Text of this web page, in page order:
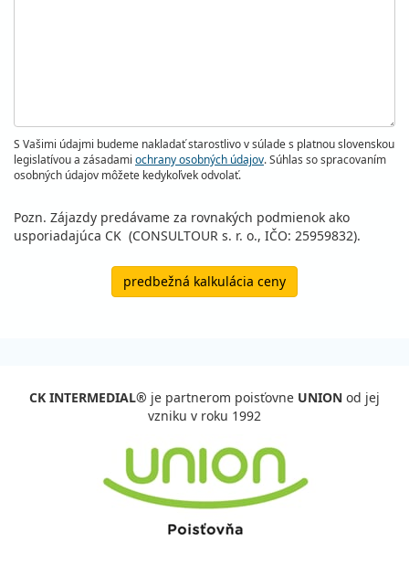
S Vašimi údajmi budeme nakladať starostlivo v súlade s platnou slovenskou
legislatívou a zásadami ochrany osobných údajov. Súhlas so spracovaním
osobných údajov môžete kedykoľvek odvolať.
Pozn. Zájazdy predávame za rovnakých podmienok ako
usporiadajúca CK (CONSULTOUR s. r. o., IČO: 25959832).
predbežná kalkulácia ceny
CK INTERMEDIAL® je partnerom poisťovne UNION od jej
vzniku v roku 1992